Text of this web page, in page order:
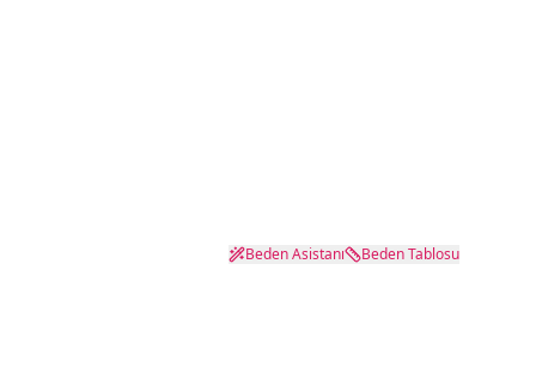
Beden Asistanı Beden Tablosu